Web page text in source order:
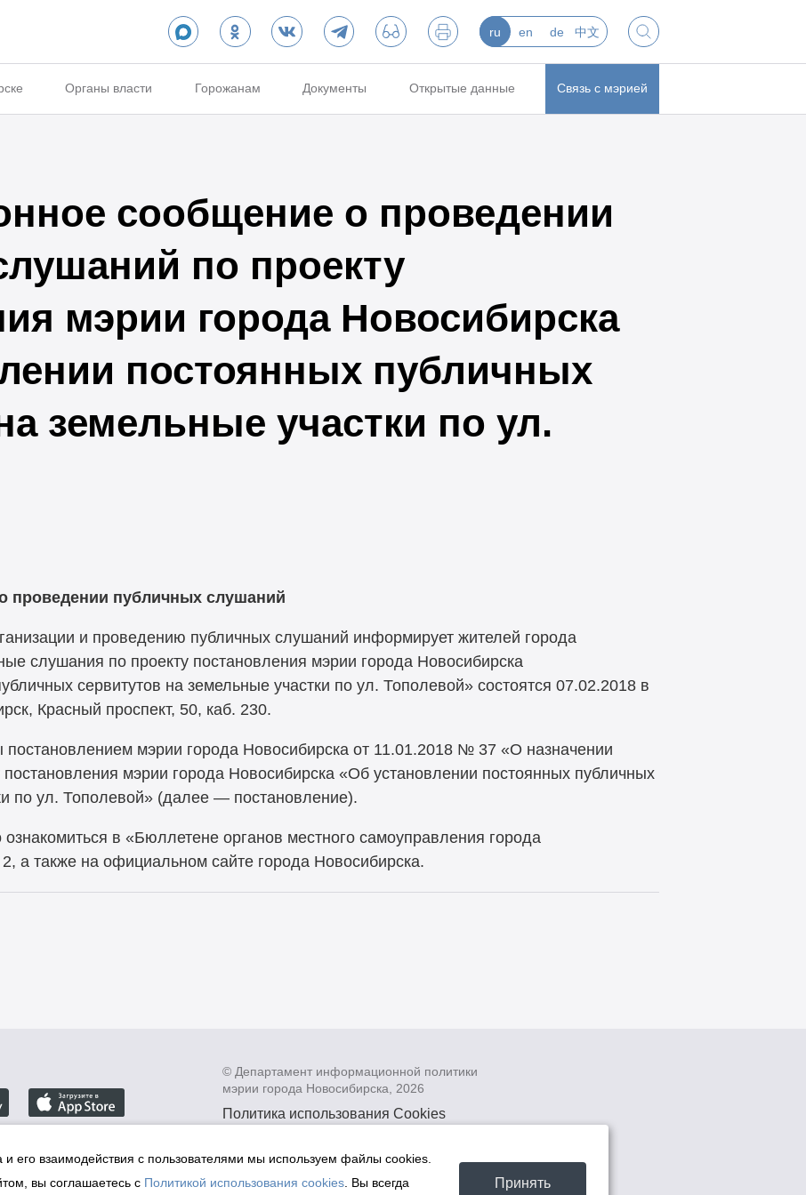
ru en de 中文
Органы власти Горожанам Документы Открытые данные Связь с мэрией
сообщение о проведении
по проекту
мэрии города Новосибирска
постоянных публичных
земельные участки по ул.
проведении публичных слушаний
и проведению публичных слушаний информирует жителей города
слушания по проекту постановления мэрии города Новосибирска
сервитутов на земельные участки по ул. Тополевой» состоятся 07.02.2018 в
Красный проспект, 50, каб. 230.
мэрии города Новосибирска от 11.01.2018 № 37 «О назначении
мэрии города Новосибирска «Об установлении постоянных публичных
по ул. Тополевой» (далее — постановление).
в «Бюллетене органов местного самоуправления города
а также на официальном сайте города Новосибирска.
© Департамент информационной политики
мэрии города Новосибирска, 2026
Политика использования Cookies
данных в информационных системах
мэрии города Новосибирска
его взаимодействия с пользователями мы используем файлы cookies.
вы соглашаетесь с Политикой использования cookies . Вы всегда Принять